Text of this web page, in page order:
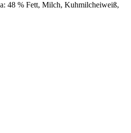
48 % Fett, Milch, Kuhmilcheiweiß,